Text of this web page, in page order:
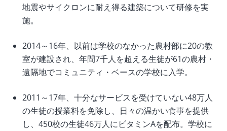
地震やサイクロンに耐え得る建築について研修を実
施。
2014～16年、以前は学校のなかった農村部に20の教
室が建設され、年間7千人を超える生徒が61の農村・
遠隔地でコミュニティ・ベースの学校に入学。
2011～17年、十分なサービスを受けていない48万人
の生徒の授業料を免除し、日々の温かい食事を提供
し、450校の生徒46万人にビタミンAを配布。学校に